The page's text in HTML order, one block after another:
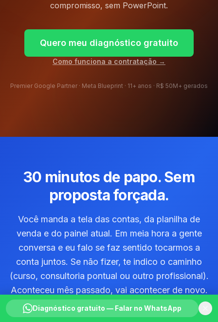
compromisso, sem PowerPoint.
Quero meu diagnóstico gratuito
Como funciona a contratação →
Premier Google Partner · Meta Blueprint · 11+ anos · R$ 50M+ gerados
30 minutos de papo. Sem
proposta forçada.
Você manda a tela das contas, da planilha de
venda e do painel atual. Em meia hora a gente
conversa e eu falo se faz sentido tocarmos a
conta juntos. Se não fizer, te indico o caminho
(curso, consultoria pontual ou outro profissional).
Aconteceu mês passado, vai acontecer de novo.
Diagnóstico gratuito — Falar no WhatsApp